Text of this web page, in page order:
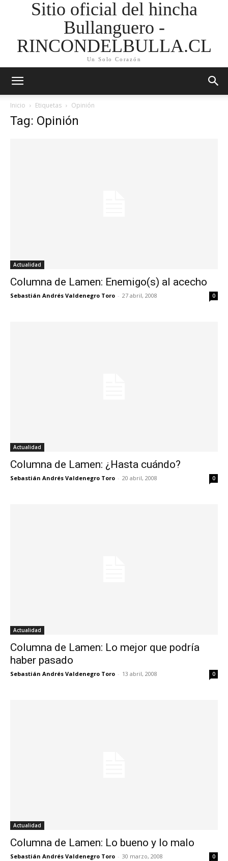
Sitio oficial del hincha
Bullanguero -
RINCONDELBULLA.CL
Un Solo Corazón
Inicio Etiquetas Opinión
Tag: Opinión
Actualidad
Columna de Lamen: Enemigo(s) al acecho
Sebastián Andrés Valdenegro Toro - 27 abril, 2008 0
Actualidad
Columna de Lamen: ¿Hasta cuándo?
Sebastián Andrés Valdenegro Toro - 20 abril, 2008 0
Actualidad
Columna de Lamen: Lo mejor que podría
haber pasado
Sebastián Andrés Valdenegro Toro - 13 abril, 2008 0
Actualidad
Columna de Lamen: Lo bueno y lo malo
Sebastián Andrés Valdenegro Toro - 30 marzo, 2008 0